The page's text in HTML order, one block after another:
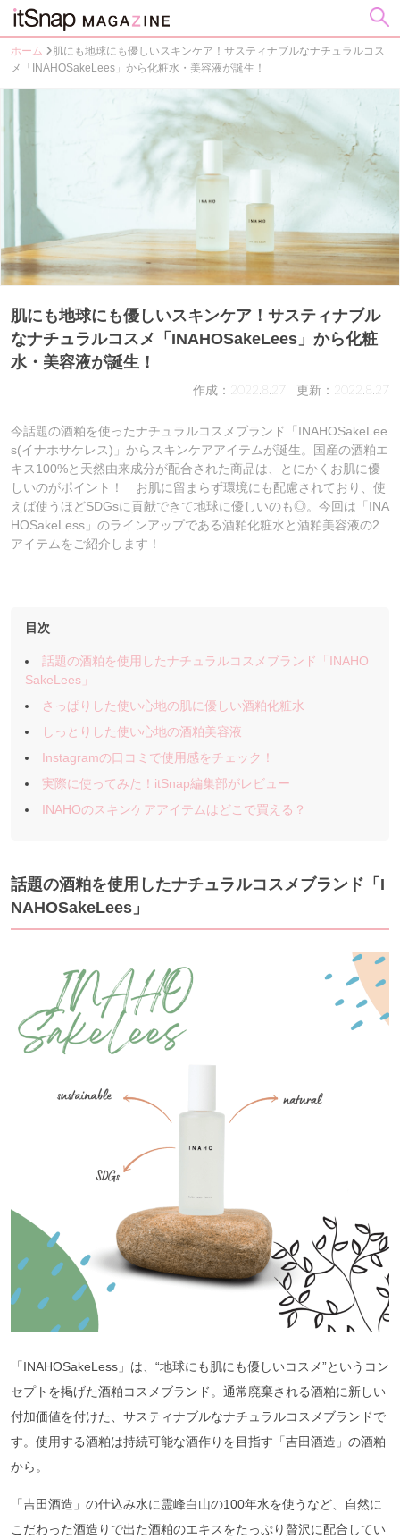
ホーム
肌にも地球にも優しいスキンケア！サスティナブルなナチュラルコス
メ「INAHOSakeLees」から化粧水・美容液が誕生！
肌にも地球にも優しいスキンケア！サスティナブル
なナチュラルコスメ「INAHOSakeLees」から化粧
水・美容液が誕生！
作成：2022.8.27 更新：2022.8.27
今話題の酒粕を使ったナチュラルコスメブランド「INAHOSakeLee
s(イナホサケレス)」からスキンケアアイテムが誕生。国産の酒粕エ
キス100%と天然由来成分が配合された商品は、とにかくお肌に優
しいのがポイント！ お肌に留まらず環境にも配慮されており、使
えば使うほどSDGsに貢献できて地球に優しいのも◎。今回は「INA
HOSakeLess」のラインアップである酒粕化粧水と酒粕美容液の2
アイテムをご紹介します！
目次
話題の酒粕を使用したナチュラルコスメブランド「INAHO
SakeLees」
さっぱりした使い心地の肌に優しい酒粕化粧水
しっとりした使い心地の酒粕美容液
Instagramの口コミで使用感をチェック！
実際に使ってみた！itSnap編集部がレビュー
INAHOのスキンケアアイテムはどこで買える？
話題の酒粕を使用したナチュラルコスメブランド「I
NAHOSakeLees」
「INAHOSakeLess」は、“地球にも肌にも優しいコスメ”というコン
セプトを掲げた酒粕コスメブランド。通常廃棄される酒粕に新しい
付加価値を付けた、サスティナブルなナチュラルコスメブランドで
す。使用する酒粕は持続可能な酒作りを目指す「吉田酒造」の酒粕
から。
「吉田酒造」の仕込み水に霊峰白山の100年水を使うなど、自然に
こだわった酒造りで出た酒粕のエキスをたっぷり贅沢に配合してい